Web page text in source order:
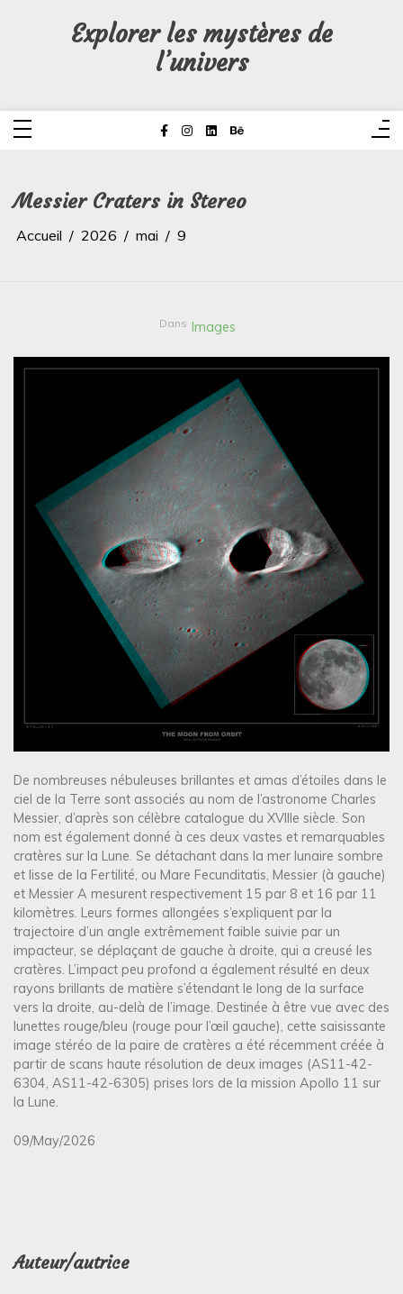
Explorer les mystères de
l’univers
Messier Craters in Stereo
Accueil 2026 mai 9
Dans Images
De nombreuses nébuleuses brillantes et amas d’étoiles dans le
ciel de la Terre sont associés au nom de l’astronome Charles
Messier, d’après son célèbre catalogue du XVIIIe siècle. Son
nom est également donné à ces deux vastes et remarquables
cratères sur la Lune. Se détachant dans la mer lunaire sombre
et lisse de la Fertilité, ou Mare Fecunditatis, Messier (à gauche)
et Messier A mesurent respectivement 15 par 8 et 16 par 11
kilomètres. Leurs formes allongées s’expliquent par la
trajectoire d’un angle extrêmement faible suivie par un
impacteur, se déplaçant de gauche à droite, qui a creusé les
cratères. L’impact peu profond a également résulté en deux
rayons brillants de matière s’étendant le long de la surface
vers la droite, au-delà de l’image. Destinée à être vue avec des
lunettes rouge/bleu (rouge pour l’œil gauche), cette saisissante
image stéréo de la paire de cratères a été récemment créée à
partir de scans haute résolution de deux images (AS11-42-
6304, AS11-42-6305) prises lors de la mission Apollo 11 sur
la Lune.
09/May/2026
Auteur/autrice